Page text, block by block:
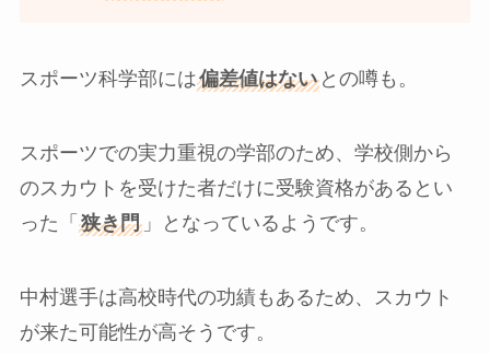
スポーツ科学部には偏差値はないとの噂も。
スポーツでの実力重視の学部のため、学校側から
のスカウトを受けた者だけに受験資格があるとい
った「 狭き門」となっているようです。
中村選手は高校時代の功績もあるため、スカウト
が来た可能性が高そうです。